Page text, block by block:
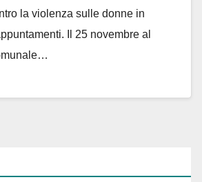
la violenza sulle donne in
Il 25 novembre al